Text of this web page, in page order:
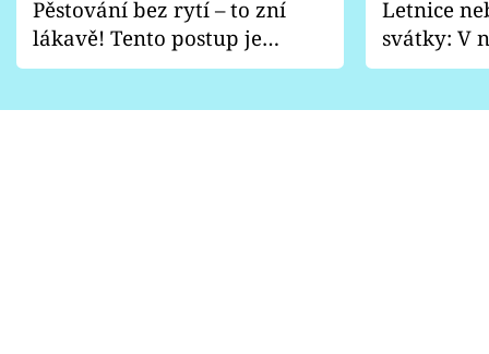
Pěstování bez rytí – to zní
lákavě! Tento postup je
vhodný jen pro některé
Letnice
svátky: V
pondělí